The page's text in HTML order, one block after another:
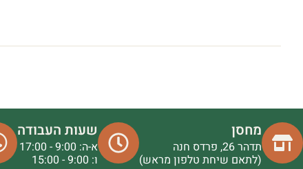
מחסן
תדהר 26, פרדס חנה
(לתאם שיחת טלפון מראש)
שעות העבודה
א-ה: 9:00 - 17:00
ו: 9:00 - 15:00